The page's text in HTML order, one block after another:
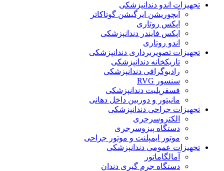
تجهیزات اندو دندانپزشکی
آبچوریشن ایرگیشن گوتاکاتر
اپکس روتاری
اپکس فایندر دندانپزشکی
اندو روتاری
تجهیزات تصویربرداری دندانپزشکی
تاریکخانه دندانپزشکی
رادیوگرافی دندانپزشکی
سنسور RVG
فسفرپلیت دندانپزشکی
مانیتور و دوربین داخل دهانی
تجهیزات جراحی دندانپزشکی
الکتروسرجری
دستگاه پیزوسرجری
موتور ایمپلنت و موتور جراحی
تجهیزات عمومی دندانپزشکی
آمالگاماتور
دستگاه جرم گیری دندان